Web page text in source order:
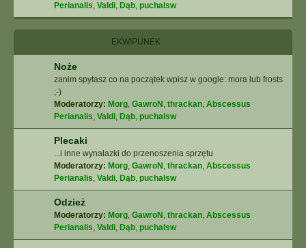
Perianalis, Valdi, Dąb, puchalsw
EKWIPUNEK
Noże
zanim spytasz co na początek wpisz w google: mora lub frosts
;-)
Moderatorzy: Morg, GawroN , thrackan, Abscessus
Perianalis, Valdi, Dąb, puchalsw
Plecaki
...i inne wynalazki do przenoszenia sprzętu
Moderatorzy: Morg, GawroN , thrackan, Abscessus
Perianalis, Valdi, Dąb, puchalsw
Odzież
Moderatorzy: Morg, GawroN , thrackan, Abscessus
Perianalis, Valdi, Dąb, puchalsw